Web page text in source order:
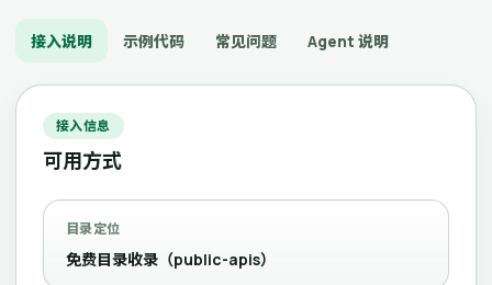
接入说明 示例代码 常见问题 Agent 说明
接入信息
可用方式
目录定位
免费目录收录（public-apis）